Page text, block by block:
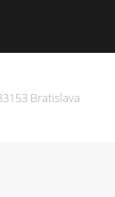
Bratislava